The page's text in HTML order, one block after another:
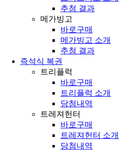
추첨 결과
메가빙고
바로구매
메가빙고 소개
추첨 결과
즉석식 복권
트리플럭
바로구매
트리플럭 소개
당첨내역
트레져헌터
바로구매
트레져헌터 소개
당첨내역